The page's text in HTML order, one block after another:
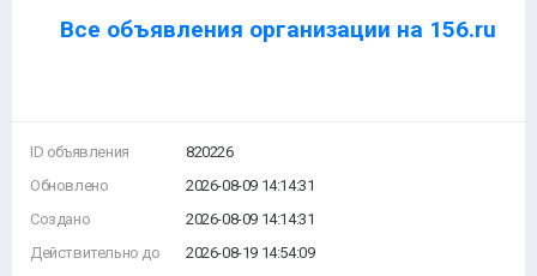
Все объявления организации на 156.ru
ID объявления
Обновлено
Создано
Действительно до
820226
2026-08-09 14:14:31
2026-08-09 14:14:31
2026-08-19 14:54:09